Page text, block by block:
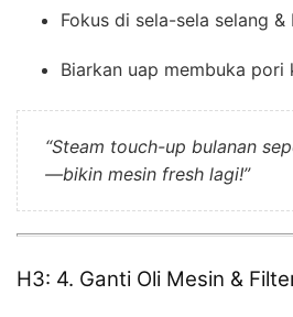
Fokus di sela-sela selang &
Biarkan uap membuka pori
“Steam touch-up bulanan
—bikin mesin fresh lagi!”
H3: 4. Ganti Oli Mesin &